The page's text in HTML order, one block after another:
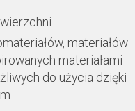
materiałów
materiałami
do użycia dzięki